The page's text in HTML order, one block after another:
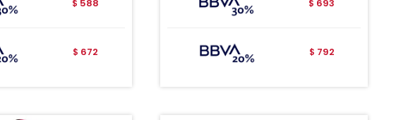
$ 588
$ 672
$ 693
$ 792